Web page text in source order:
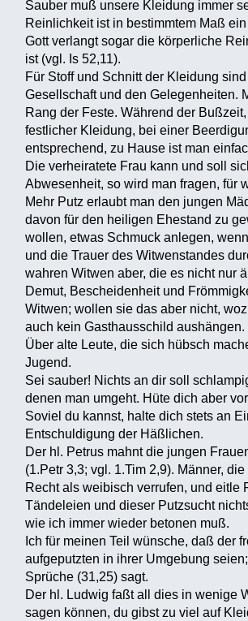
Sauber muß unsere Kleidung immer
Reinlichkeit ist in bestimmtem Maß
Gott verlangt sogar die körperliche
ist (vgl. Is 52,11).
Für Stoff und Schnitt der Kleidung
Gesellschaft und den Gelegenheiten.
Rang der Feste. Während der
festlicher Kleidung, bei einer
entsprechend, zu Hause ist man
Die verheiratete Frau kann und soll
Abwesenheit, so wird man fragen, für
Mehr Putz erlaubt man den jungen
davon für den heiligen Ehestand zu
wollen, etwas Schmuck anlegen,
und die Trauer des Witwenstandes
wahren Witwen aber, die es nicht nur
Demut, Bescheidenheit und
Witwen; wollen sie das aber nicht,
auch kein Gasthausschild aushängen.
Über alte Leute, die sich hübsch
Jugend.
Sei sauber! Nichts an dir soll
denen man umgeht. Hüte dich aber
Soviel du kannst, halte dich stets an
Entschuldigung der Häßlichen.
Der hl. Petrus mahnt die jungen
(1.Petr 3,3; vgl. 1.Tim 2,9). Männer,
Recht als weibisch verrufen, und eitle
Tändeleien und dieser Putzsucht
wie ich immer wieder betonen muß.
Ich für meinen Teil wünsche, daß der
aufgeputzten in ihrer Umgebung
Sprüche (31,25) sagt.
Der hl. Ludwig faßt all dies in wenige
sagen können, du gibst zu viel auf